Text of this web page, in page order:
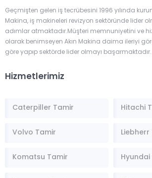
Geçmişten gelen iş tecrübesini 1996 yılında
Makina, iş makineleri revizyon sektöründe lider
adımlar atmaktadır.Müşteri memnuniyetini ve
olarak benimseyen Akın Makina daima ileriyi
göre yapıp sektörde lider olmayı başarmaktadır.
Hizmetlerimiz
Caterpiller Tamir Hitachi
Volvo Tamir Liebherr
Komatsu Tamir Hyundai